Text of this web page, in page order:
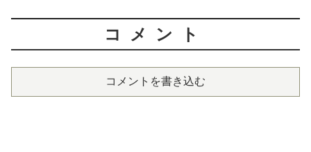
コメント
コメントを書き込む